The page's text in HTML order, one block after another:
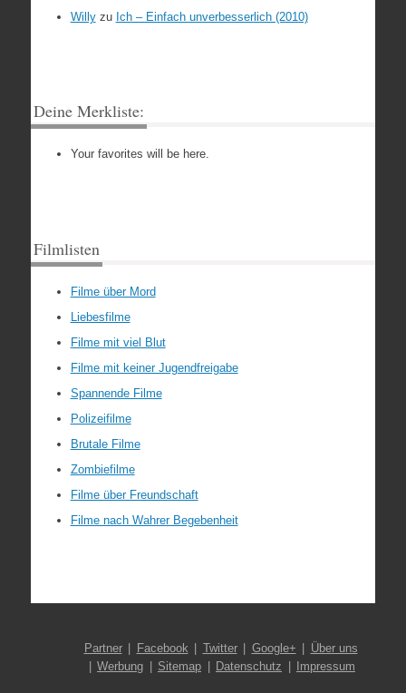
Willyzu Ich – Einfach unverbesserlich (2010)
Deine Merkliste:
Your favorites will be here.
Filmlisten
Filme über Mord
Liebesfilme
Filme mit viel Blut
Filme mit keiner Jugendfreigabe
Spannende Filme
Polizeifilme
Brutale Filme
Zombiefilme
Filme über Freundschaft
Filme nach Wahrer Begebenheit
Partner Facebook Twitter Google+
Über uns
Werbung
Sitemap Datenschutz Impressum